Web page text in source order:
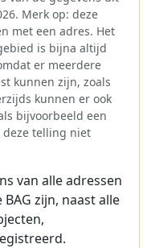
Merk op: deze
met een adres. Het
is bijna altijd
er meerdere
kunnen zijn, zoals
kunnen er ook
bijvoorbeeld een
deze telling niet
van alle adressen
zijn, naast alle